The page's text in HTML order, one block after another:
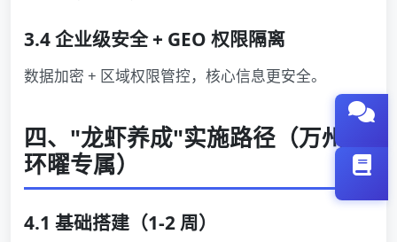
3.4 企业级安全 + GEO 权限隔离
数据加密 + 区域权限管控，核心信息更安全。
四、"龙虾养成"实施路径（万州 +
环曜专属）
4.1 基础搭建（1-2 周）